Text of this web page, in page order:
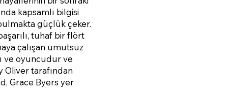
kapsamlı bilgisi
güçlük çeker.
tuhaf bir flört
çalışan umutsuz
ve oyuncudur ve
Oliver tarafından
Grace Byers yer